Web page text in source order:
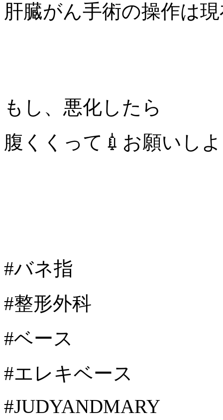
肝臓がん手術の操作は
もし、悪化したら
腹くくって💉お願いし
#バネ指
#整形外科
#ベース
#エレキベース
#JUDYANDMARY